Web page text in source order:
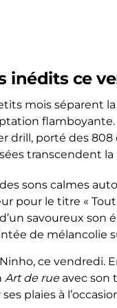
inédits ce
mois séparent
drill, porté des 808
transcendent
sons calmes
pour le titre «
savoureux
de mélancolie
ce vendredi.
Art de rueavec son
plaies à